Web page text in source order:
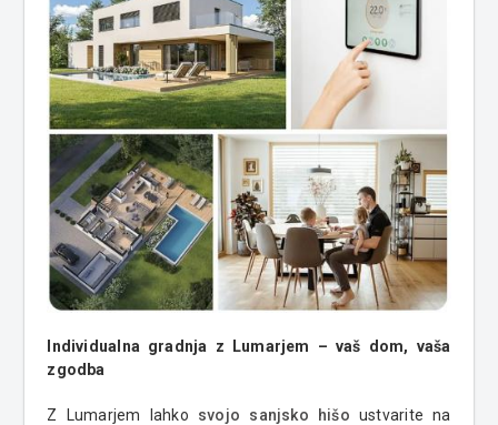
Individualna gradnja z Lumarjem – vaš dom, vaša
zgodba
Z Lumarjem lahko svojo sanjsko hišo ustvarite na